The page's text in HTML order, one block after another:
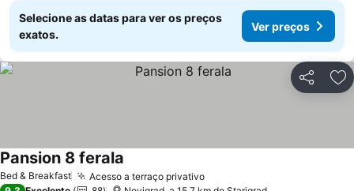
Selecione as datas para ver os preços
exatos.
Ver preços
Partilhar
Bed & Breakfast Acesso a terraço privativo
Pansion 8 ferala